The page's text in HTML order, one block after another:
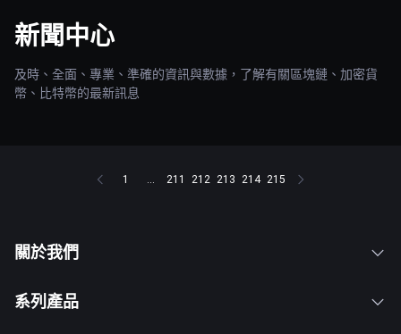
新聞中心
及時、全面、專業、準確的資訊與數據，了解有關區塊鏈、加密貨
幣、比特幣的最新訊息
1 ... 211 212 213 214 215
關於我們
系列產品